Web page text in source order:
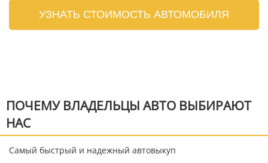
УЗНАТЬ СТОИМОСТЬ АВТОМОБИЛЯ
ПОЧЕМУ ВЛАДЕЛЬЦЫ АВТО ВЫБИРАЮТ
НАС
Самый быстрый и надежный автовыкуп